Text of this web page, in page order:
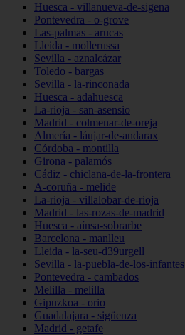
Huesca - villanueva-de-sigena
Pontevedra - o-grove
Las-palmas - arucas
Lleida - mollerussa
Sevilla - aznalcázar
Toledo - bargas
Sevilla - la-rinconada
Huesca - adahuesca
La-rioja - san-asensio
Madrid - colmenar-de-oreja
Almería - láujar-de-andarax
Córdoba - montilla
Girona - palamós
Cádiz - chiclana-de-la-frontera
A-coruña - melide
La-rioja - villalobar-de-rioja
Madrid - las-rozas-de-madrid
Huesca - aínsa-sobrarbe
Barcelona - manlleu
Lleida - la-seu-d39urgell
Sevilla - la-puebla-de-los-infantes
Pontevedra - cambados
Melilla - melilla
Gipuzkoa - orio
Guadalajara - sigüenza
Madrid - getafe